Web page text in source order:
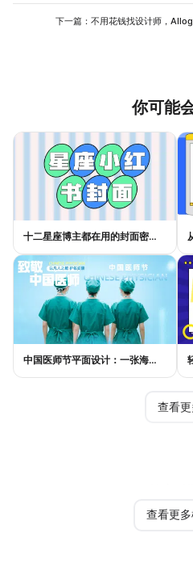
下一篇： 不用花钱找设计师，
你可能
十二星座博主都在用的封面密码，星座小红书封面标题这样写才吸睛
中国医师节平面设计：一张海报如何讲好白衣故事
查看更
查看更多